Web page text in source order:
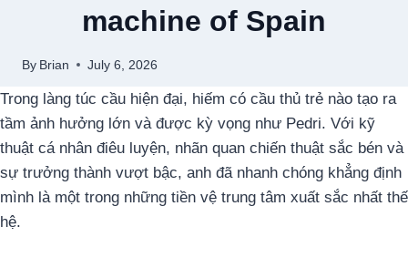
machine of Spain
By Brian July 6, 2026
Trong làng túc cầu hiện đại, hiếm có cầu thủ trẻ nào tạo ra
tầm ảnh hưởng lớn và được kỳ vọng như Pedri. Với kỹ
thuật cá nhân điêu luyện, nhãn quan chiến thuật sắc bén và
sự trưởng thành vượt bậc, anh đã nhanh chóng khẳng định
mình là một trong những tiền vệ trung tâm xuất sắc nhất thế
hệ.